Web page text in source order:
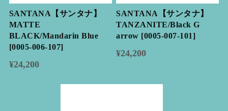
SANTANA【サンタナ】
MATTE
BLACK/Mandarin Blue
[0005-006-107]
¥24,200
SANTANA【サンタナ】
TANZANITE/Black G
arrow [0005-007-101]
¥24,200